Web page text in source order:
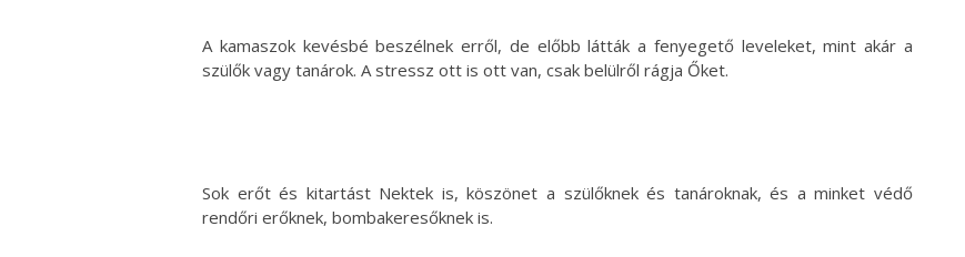
A kamaszok kevésbé beszélnek erről, de előbb látták a fenyegető leveleket, mint akár a
szülők vagy tanárok. A stressz ott is ott van, csak belülről rágja Őket.
Sok erőt és kitartást Nektek is, köszönet a szülőknek és tanároknak, és a minket védő
rendőri erőknek, bombakeresőknek is.